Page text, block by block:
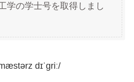
学の学士号を取得しまし
dɪˈɡriː/